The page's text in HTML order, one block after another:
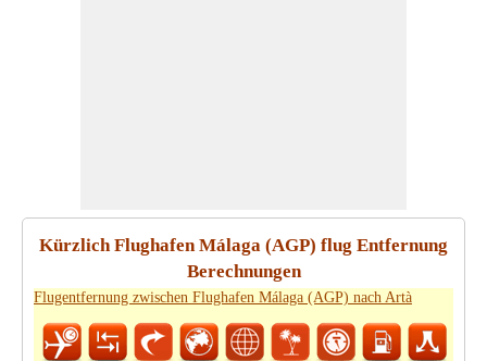
Kürzlich Flughafen Málaga (AGP) flug Entfernung
Berechnungen
Flugentfernung zwischen Flughafen Málaga (AGP) nach Artà